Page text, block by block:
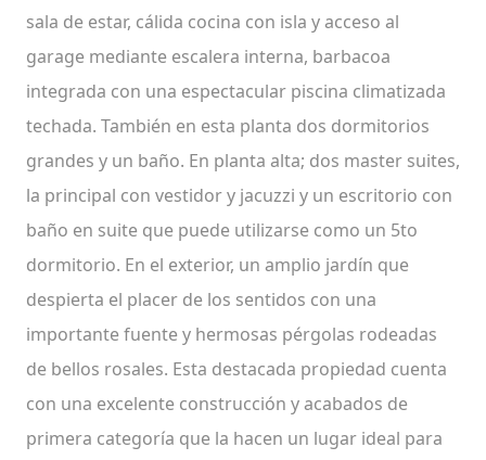
sala de estar, cálida cocina con isla y acceso al
garage mediante escalera interna, barbacoa
integrada con una espectacular piscina climatizada
techada. También en esta planta dos dormitorios
grandes y un baño. En planta alta; dos master suites,
la principal con vestidor y jacuzzi y un escritorio con
baño en suite que puede utilizarse como un 5to
dormitorio. En el exterior, un amplio jardín que
despierta el placer de los sentidos con una
importante fuente y hermosas pérgolas rodeadas
de bellos rosales. Esta destacada propiedad cuenta
con una excelente construcción y acabados de
primera categoría que la hacen un lugar ideal para